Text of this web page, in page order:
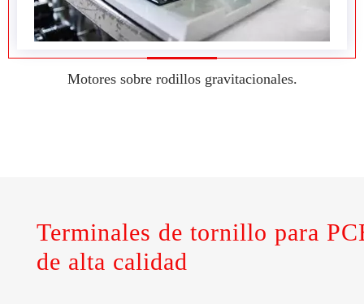
Motores sobre rodillos gravitacionales.
Terminales de tornillo para
de alta calidad